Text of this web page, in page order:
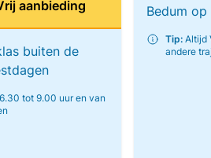
aanbieding
buiten de
tot 9.00 uur en van
Bedum
Tip:Altijd
andere